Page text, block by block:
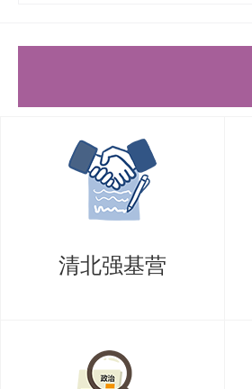
清北强基营